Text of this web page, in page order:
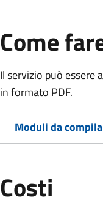
Come
Il servizio può
in formato PDF.
Moduli da
Costi